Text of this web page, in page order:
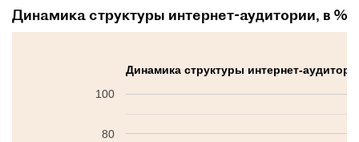
Динамика структуры интернет-аудитории, в %
Динамика структуры интернет-
80
100